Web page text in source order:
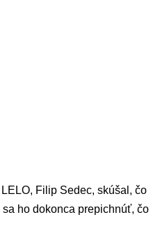
Filip Sedec, skúšal, čo
ho dokonca prepichnúť, čo